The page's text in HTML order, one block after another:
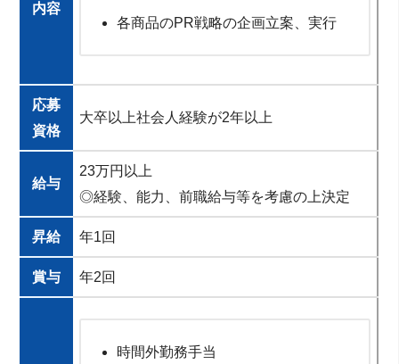
内容
各商品のPR戦略の企画立案、実行
応募
資格
大卒以上社会人経験が2年以上
給与
23万円以上
◎経験、能力、前職給与等を考慮の上決定
昇給 年1回
賞与 年2回
時間外勤務手当